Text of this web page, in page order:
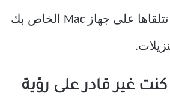
جميع البيانات التي تتلقاها على جهاز Mac الخاص بك
غير قادر على رؤية